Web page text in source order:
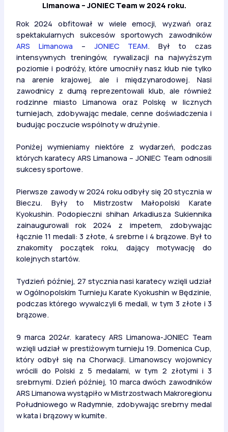
Limanowa – JONIEC Team w 2024 roku.
Rok 2024 obfitował w wiele emocji, wyzwań oraz
spektakularnych sukcesów sportowych zawodników
ARS Limanowa – JONIEC TEAM. Był to czas
intensywnych treningów, rywalizacji na najwyższym
poziomie i podróży, które umocniły nasz klub nie tylko
na arenie krajowej, ale i międzynarodowej. Nasi
zawodnicy z dumą reprezentowali klub, ale również
rodzinne miasto Limanowa oraz Polskę w licznych
turniejach, zdobywając medale, cenne doświadczenia i
budując poczucie wspólnoty w drużynie.
Poniżej wymieniamy niektóre z wydarzeń, podczas
których karatecy ARS Limanowa – JONIEC Team odnosili
sukcesy sportowe.
Pierwsze zawody w 2024 roku odbyły się 20 stycznia w
Bieczu. Były to Mistrzostw Małopolski Karate
Kyokushin. Podopieczni shihan Arkadiusza Sukiennika
zainaugurowali rok 2024 z impetem, zdobywając
łącznie 11 medali: 3 złote, 4 srebrne i 4 brązowe. Był to
znakomity początek roku, dający motywację do
kolejnych startów.
Tydzień później, 27 stycznia nasi karatecy wzięli udział
w Ogólnopolskim Turnieju Karate Kyokushin w Będzinie,
podczas którego wywalczyli 6 medali, w tym 3 złote i 3
brązowe.
9 marca 2024r. karatecy ARS Limanowa-JONIEC Team
wzięli udział w prestiżowym turnieju 19. Domenica Cup,
który odbył się na Chorwacji. Limanowscy wojownicy
wrócili do Polski z 5 medalami, w tym 2 złotymi i 3
srebrnymi. Dzień później, 10 marca dwóch zawodników
ARS Limanowa wystąpiło w Mistrzostwach Makroregionu
Południowego w Radymnie, zdobywając srebrny medal
w kata i brązowy w kumite.